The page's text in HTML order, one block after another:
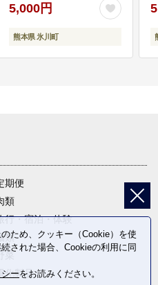
5,000円
熊本県 氷川町
期便
類
行・宿泊・体験
類
菜
化製品
ため、クッキー（Cookie）を使
された場合、Cookieの利用に同
ーをお読みください。